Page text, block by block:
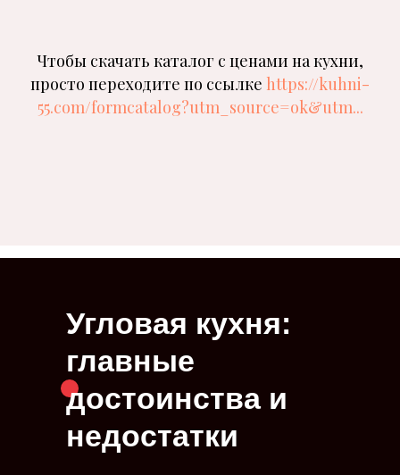
Чтобы скачать каталог с ценами на кухни,
просто переходите по ссылке https://kuhni-
55.com/formcatalog?utm_source=ok&utm...
Угловая кухня:
главные
достоинства и
недостатки